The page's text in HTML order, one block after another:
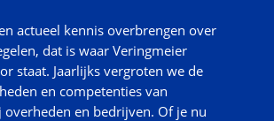
actueel kennis overbrengen over
dat is waar Veringmeier
staat. Jaarlijks vergroten we de
en competenties van
en bedrijven. Of je nu